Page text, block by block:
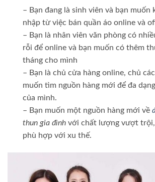
– Bạn đang là sinh viên và bạn muốn
nhập từ việc bán quần áo online và
– Bạn là nhân viên văn phòng có
rỗi để online và bạn muốn có thêm
tháng cho mình
– Bạn là chủ cửa hàng online, chủ
muốn tìm nguồn hàng mới để đa
của mình.
– Bạn muốn một nguồn hàng mới về
thun gia đình với chất lượng vượt trội,
phù hợp với xu thế.